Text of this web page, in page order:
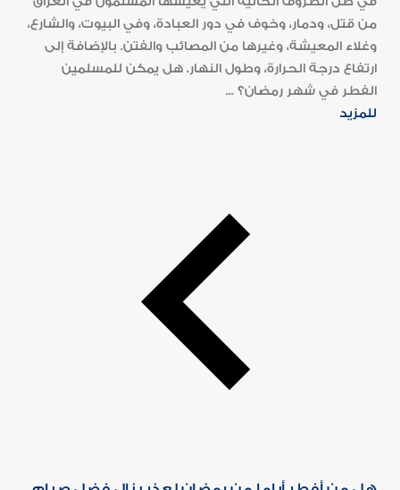
من قتل، ودمار، وخوف في دور العبادة، وفي البيوت، والشارع،
وغلاء المعيشة، وغيرها من المصائب والفتن. بالإضافة إلى
ارتفاع درجة الحرارة، وطول النهار. هل يمكن للمسلمين
الفطر في شهر رمضان؟ ...
للمزيد